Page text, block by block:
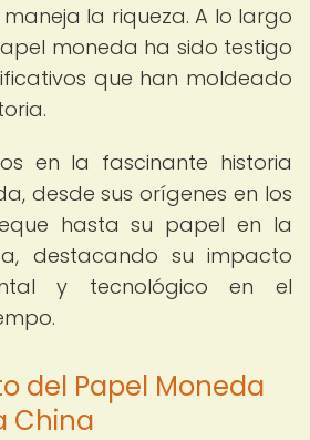
la riqueza. A lo largo
moneda ha sido testigo
que han moldeado
en la fascinante historia
desde sus orígenes en los
hasta su papel en la
destacando su impacto
y tecnológico en el
del Papel Moneda
China